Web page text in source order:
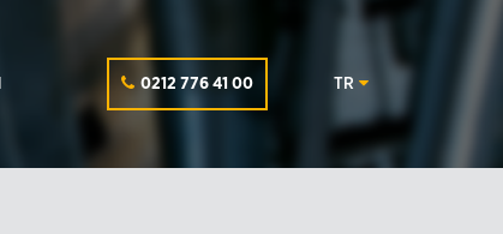
TR
0212 776 41 00